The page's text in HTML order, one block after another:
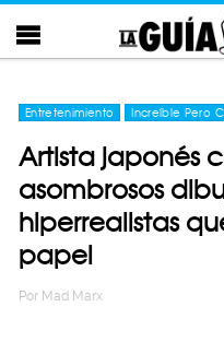
Entretenimiento Increíble Pero
Artista japonés
asombrosos
hiperrealistas
papel
Por Mad Marx